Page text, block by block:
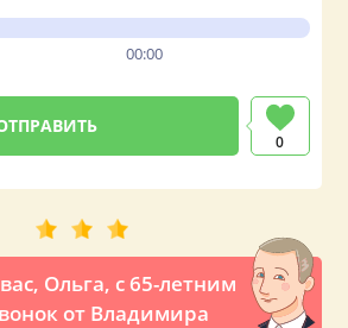
00:00
0
Ольга, с 65-летним
от Владимира